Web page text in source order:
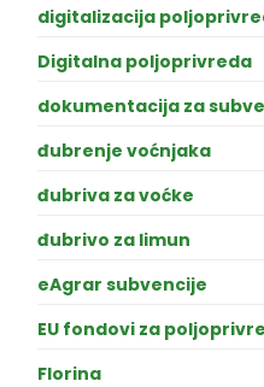
digitalizacija
Digitalna poljoprivreda
dokumentacija za
đubrenje voćnjaka
đubriva za voćke
đubrivo za limun
eAgrar subvencije
EU fondovi za
Florina